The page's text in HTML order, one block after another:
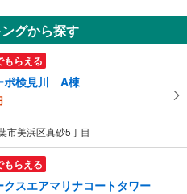
グから探す
もらえる
ポ検見川 A棟
市美浜区真砂5丁目
もらえる
クスエアマリナコートタワー